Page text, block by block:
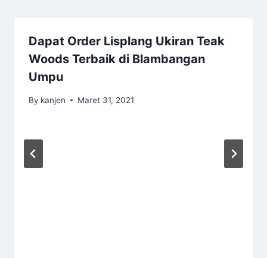
Dapat Order Lisplang Ukiran Teak
Woods Terbaik di Blambangan
Umpu
By kanjen Maret 31, 2021